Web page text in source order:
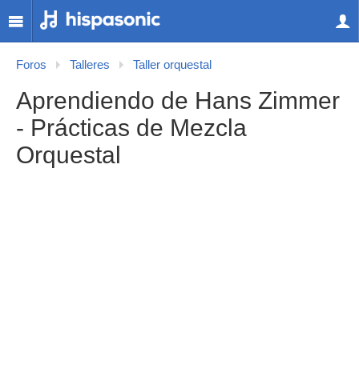
Foros Talleres Taller orquestal
Aprendiendo de Hans Zimmer
- Prácticas de Mezcla
Orquestal